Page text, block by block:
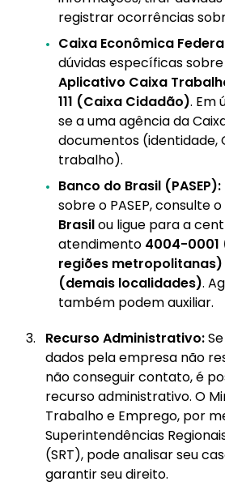
registrar ocorrências
Caixa Econômica
dúvidas específicas sobre
Aplicativo Caixa
111 (Caixa Cidadão). Em
se a uma agência da
documentos (identidade,
trabalho).
Banco do Brasil (PASEP):
sobre o PASEP, consulte o
Brasilou ligue para a
atendimento 4004-0001
regiões metropolitanas)
(demais localidades).
também podem auxiliar.
Recurso Administrativo:
dados pela empresa não
não conseguir contato, é
recurso administrativo. O
Trabalho e Emprego, por
Superintendências
(SRT), pode analisar seu
garantir seu direito.